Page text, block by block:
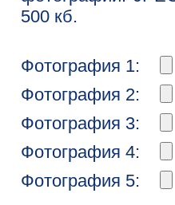
500 кб.
Фотография 1:
Фотография 2:
Фотография 3:
Фотография 4:
Фотография 5: